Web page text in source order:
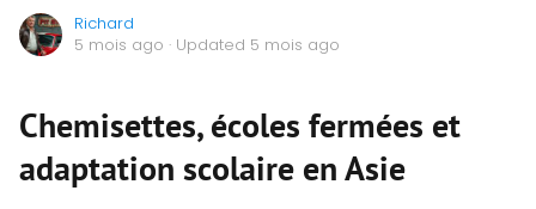
Richard
5 mois ago · Updated 5 mois ago
Chemisettes, écoles fermées et
adaptation scolaire en Asie